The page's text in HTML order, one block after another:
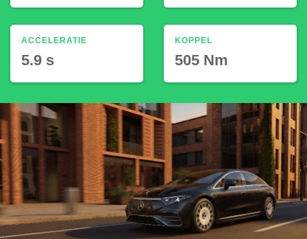
ACCELERATIE
5.9 s
KOPPEL
505 Nm